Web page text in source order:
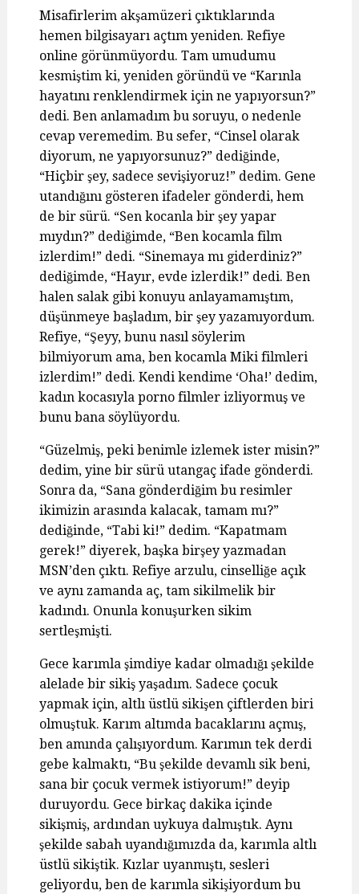
Misafirlerim akşamüzeri çıktıklarında
hemen bilgisayarı açtım yeniden. Refiye
online görünmüyordu. Tam umudumu
kesmiştim ki, yeniden göründü ve “Karınla
hayatını renklendirmek için ne yapıyorsun?”
dedi. Ben anlamadım bu soruyu, o nedenle
cevap veremedim. Bu sefer, “Cinsel olarak
diyorum, ne yapıyorsunuz?” dediğinde,
“Hiçbir şey, sadece sevişiyoruz!” dedim. Gene
utandığını gösteren ifadeler gönderdi, hem
de bir sürü. “Sen kocanla bir şey yapar
mıydın?” dediğimde, “Ben kocamla film
izlerdim!” dedi. “Sinemaya mı giderdiniz?”
dediğimde, “Hayır, evde izlerdik!” dedi. Ben
halen salak gibi konuyu anlayamamıştım,
düşünmeye başladım, bir şey yazamıyordum.
Refiye, “Şeyy, bunu nasıl söylerim
bilmiyorum ama, ben kocamla Miki filmleri
izlerdim!” dedi. Kendi kendime ‘Oha!’ dedim,
kadın kocasıyla porno filmler izliyormuş ve
bunu bana söylüyordu.
“Güzelmiş, peki benimle izlemek ister misin?”
dedim, yine bir sürü utangaç ifade gönderdi.
Sonra da, “Sana gönderdiğim bu resimler
ikimizin arasında kalacak, tamam mı?”
dediğinde, “Tabi ki!” dedim. “Kapatmam
gerek!” diyerek, başka birşey yazmadan
MSN’den çıktı. Refiye arzulu, cinselliğe açık
ve aynı zamanda aç, tam sikilmelik bir
kadındı. Onunla konuşurken sikim
sertleşmişti.
Gece karımla şimdiye kadar olmadığı şekilde
alelade bir sikiş yaşadım. Sadece çocuk
yapmak için, altlı üstlü sikişen çiftlerden biri
olmuştuk. Karım altımda bacaklarını açmış,
ben amında çalışıyordum. Karımın tek derdi
gebe kalmaktı, “Bu şekilde devamlı sik beni,
sana bir çocuk vermek istiyorum!” deyip
duruyordu. Gece birkaç dakika içinde
sikişmiş, ardından uykuya dalmıştık. Aynı
şekilde sabah uyandığımızda da, karımla altlı
üstlü sikiştik. Kızlar uyanmıştı, sesleri
geliyordu, ben de karımla sikişiyordum bu